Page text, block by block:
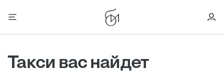
Такси вас найдет